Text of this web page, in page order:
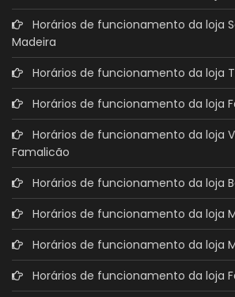
Horários de funcionamento da loja
Madeira
Horários de funcionamento da loja
Horários de funcionamento da loja
Horários de funcionamento da loja
Famalicão
Horários de funcionamento da loja
Horários de funcionamento da loja
Horários de funcionamento da loja
Horários de funcionamento da loja